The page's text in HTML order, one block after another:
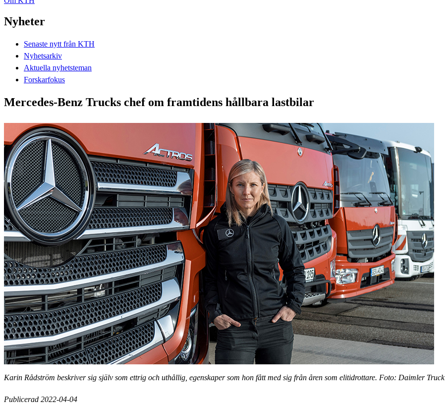
Nyheter
Senaste nytt från KTH
Nyhetsarkiv
Aktuella nyhetsteman
Forskarfokus
Mercedes-Benz Trucks chef om framtidens hållbara lastbilar
Karin Rådström beskriver sig själv som ettrig och uthållig, egenskaper som hon fått med sig från åren som elitidrottare. Foto: Daimler Truck
Publicerad 2022-04-04